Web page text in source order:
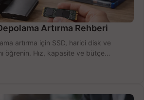
Artırma Rehberi
artırma için SSD, harici disk ve
öğrenin. Hız, kapasite ve bütçe